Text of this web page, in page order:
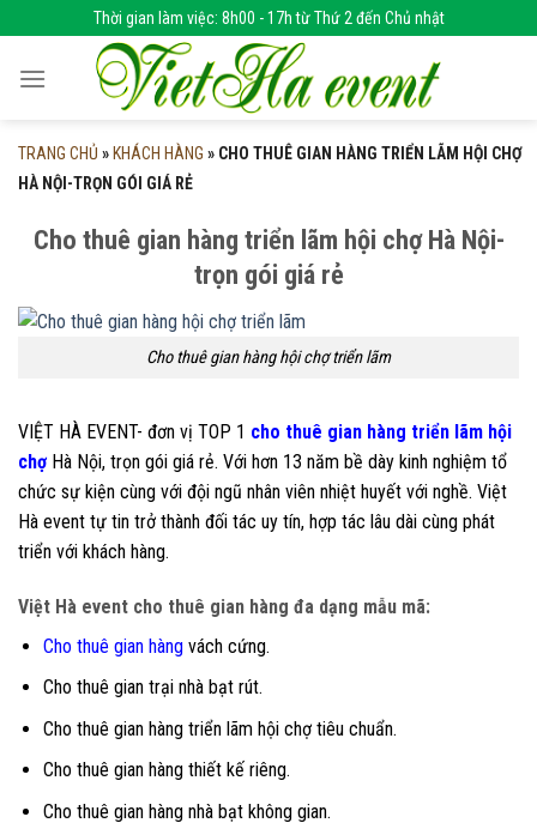
to
content
Thời gian làm việc: 8h00 - 17h từ Thứ 2 đến Chủ nhật
TRANG CHỦ » KHÁCH HÀNG » CHO THUÊ GIAN HÀNG TRIỂN LÃM HỘI CHỢ
HÀ NỘI-TRỌN GÓI GIÁ RẺ
Cho thuê gian hàng triển lãm hội chợ Hà Nội-
trọn gói giá rẻ
Cho thuê gian hàng hội chợ triển lãm
VIỆT HÀ EVENT- đơn vị TOP 1 cho thuê gian hàng triển lãm hội
chợ Hà Nội, trọn gói giá rẻ. Với hơn 13 năm bề dày kinh nghiệm tổ
chức sự kiện cùng với đội ngũ nhân viên nhiệt huyết với nghề. Việt
Hà event tự tin trở thành đối tác uy tín, hợp tác lâu dài cùng phát
triển với khách hàng.
Việt Hà event cho thuê gian hàng đa dạng mẫu mã:
Cho thuê gian hàngvách cứng.
Cho thuê gian trại nhà bạt rút.
Cho thuê gian hàng triển lãm hội chợ tiêu chuẩn.
Cho thuê gian hàng thiết kế riêng.
Cho thuê gian hàng nhà bạt không gian.